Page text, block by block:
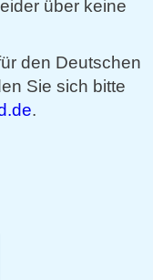
über keine
den Deutschen
Sie sich bitte
.